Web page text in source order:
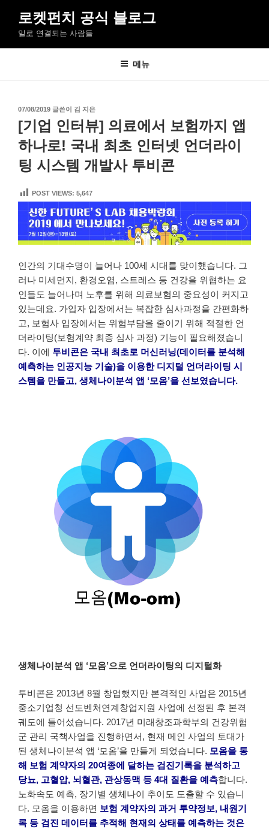
로
로켓펀치 공식 블로그
일로 연결되는 사람들
메뉴
작
성
일
자
07/08/2019 글쓴이 김 지은
[기업 인터뷰] 의료에서 보험까지 앱
하나로! 국내 최초 인터넷 언더라이
팅 시스템 개발사 투비콘
POST VIEWS: 5,647
인간의 기대수명이 늘어나 100세 시대를 맞이했습니다. 그
러나 미세먼지, 환경오염, 스트레스 등 건강을 위협하는 요
인들도 늘어나며 노후를 위해 의료보험의 중요성이 커지고
있는데요. 가입자 입장에서는 복잡한 심사과정을 간편화하
고, 보험사 입장에서는 위험부담을 줄이기 위해 적절한 언
더라이팅(보험계약 최종 심사 과정) 기능이 필요해졌습니
다. 이에 투비콘은 국내 최초로 머신러닝(데이터를 분석해
예측하는 인공지능 기술)을 이용한 디지털 언더라이팅 시
스템을 만들고, 생체나이분석 앱 ‘모옴’을 선보였습니다.
생체나이분석 앱 ‘모옴’으로 언더라이팅의 디지털화
투비콘은 2013년 8월 창업했지만 본격적인 사업은 2015년
중소기업청 선도벤처연계창업지원 사업에 선정된 후 본격
궤도에 들어섰습니다. 2017년 미래창조과학부의 건강위험
군 관리 국책사업을 진행하면서, 현재 메인 사업의 토대가
된 생체나이분석 앱 ‘모옴’을 만들게 되었습니다. 모옴을 통
해 보험 계약자의 20여종에 달하는 검진기록을 분석하고
당뇨, 고혈압, 뇌혈관, 관상동맥 등 4대 질환을 예측합니다.
노화속도 예측, 장기별 생체나이 추이도 도출할 수 있습니
다. 모옴을 이용하면 보험 계약자의 과거 투약정보, 내원기
록 등 검진 데이터를 추적해 현재의 상태를 예측하는 것은